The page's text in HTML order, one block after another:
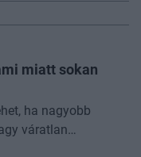
miatt sokan
ha nagyobb
váratlan